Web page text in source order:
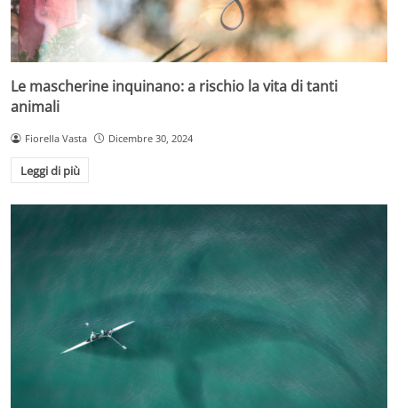
Le mascherine inquinano: a rischio la vita di tanti
animali
Fiorella Vasta Dicembre 30, 2024
Leggi di più